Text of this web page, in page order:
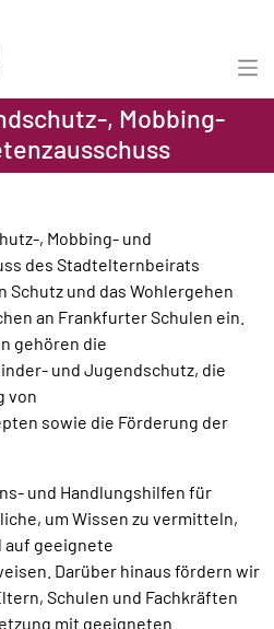
, Mobbing-
, Mobbing- und
des Stadtelternbeirats
und das Wohlergehen
an Frankfurter Schulen ein.
gehören die
und Jugendschutz, die
von
sowie die Förderung der
und Handlungshilfen für
um Wissen zu vermitteln,
auf geeignete
Darüber hinaus fördern wir
Schulen und Fachkräften
mit geeigneten